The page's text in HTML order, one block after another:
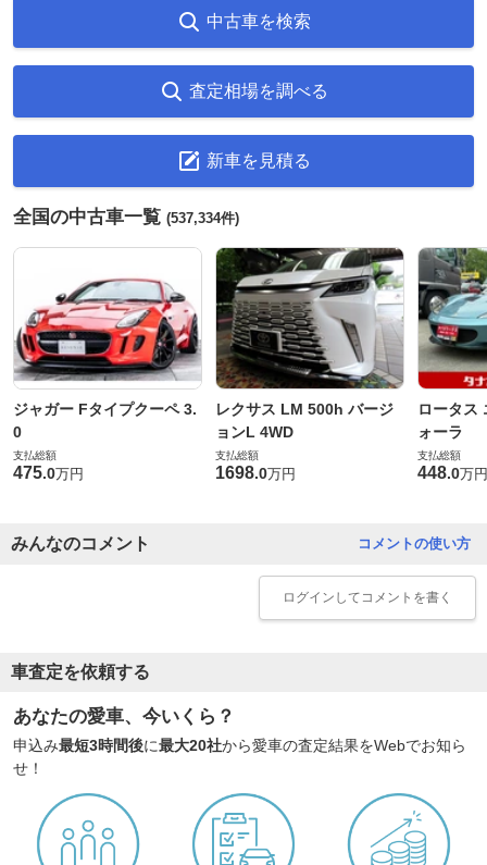
中古車を検索
査定相場を調べる
新車を見積る
全国の中古車一覧 (537,334件)
ジャガー Fタイプクーペ 3.
0
支払総額
475.0万円
レクサス LM 500h バージ
ョンL 4WD
支払総額
1698.0万円
ロータス
ォーラ
支払総額
448.0万円
コメントの使い方
みんなのコメント
ログイン してコメントを書く
車査定を依頼する
あなたの愛車、今いくら？
申込み最短3時間後に最大20社から愛車の査定結果をWebでお知ら
せ！